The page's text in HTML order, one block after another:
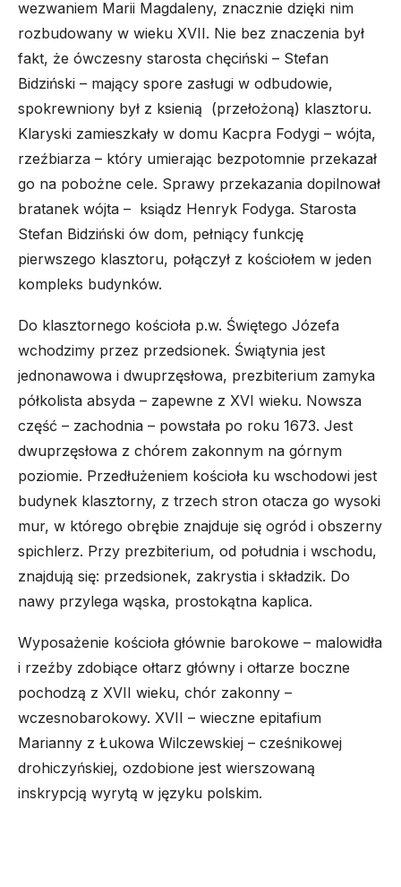
wezwaniem Marii Magdaleny, znacznie dzięki nim
rozbudowany w wieku XVII. Nie bez znaczenia był
fakt, że ówczesny starosta chęciński – Stefan
Bidziński – mający spore zasługi w odbudowie,
spokrewniony był z ksienią (przełożoną) klasztoru.
Klaryski zamieszkały w domu Kacpra Fodygi – wójta,
rzeźbiarza – który umierając bezpotomnie przekazał
go na pobożne cele. Sprawy przekazania dopilnował
bratanek wójta – ksiądz Henryk Fodyga. Starosta
Stefan Bidziński ów dom, pełniący funkcję
pierwszego klasztoru, połączył z kościołem w jeden
kompleks budynków.
Do klasztornego kościoła p.w. Świętego Józefa
wchodzimy przez przedsionek. Świątynia jest
jednonawowa i dwuprzęsłowa, prezbiterium zamyka
półkolista absyda – zapewne z XVI wieku. Nowsza
część – zachodnia – powstała po roku 1673. Jest
dwuprzęsłowa z chórem zakonnym na górnym
poziomie. Przedłużeniem kościoła ku wschodowi jest
budynek klasztorny, z trzech stron otacza go wysoki
mur, w którego obrębie znajduje się ogród i obszerny
spichlerz. Przy prezbiterium, od południa i wschodu,
znajdują się: przedsionek, zakrystia i składzik. Do
nawy przylega wąska, prostokątna kaplica.
Wyposażenie kościoła głównie barokowe – malowidła
i rzeźby zdobiące ołtarz główny i ołtarze boczne
pochodzą z XVII wieku, chór zakonny –
wczesnobarokowy. XVII – wieczne epitafium
Marianny z Łukowa Wilczewskiej – cześnikowej
drohiczyńskiej, ozdobione jest wierszowaną
inskrypcją wyrytą w języku polskim.